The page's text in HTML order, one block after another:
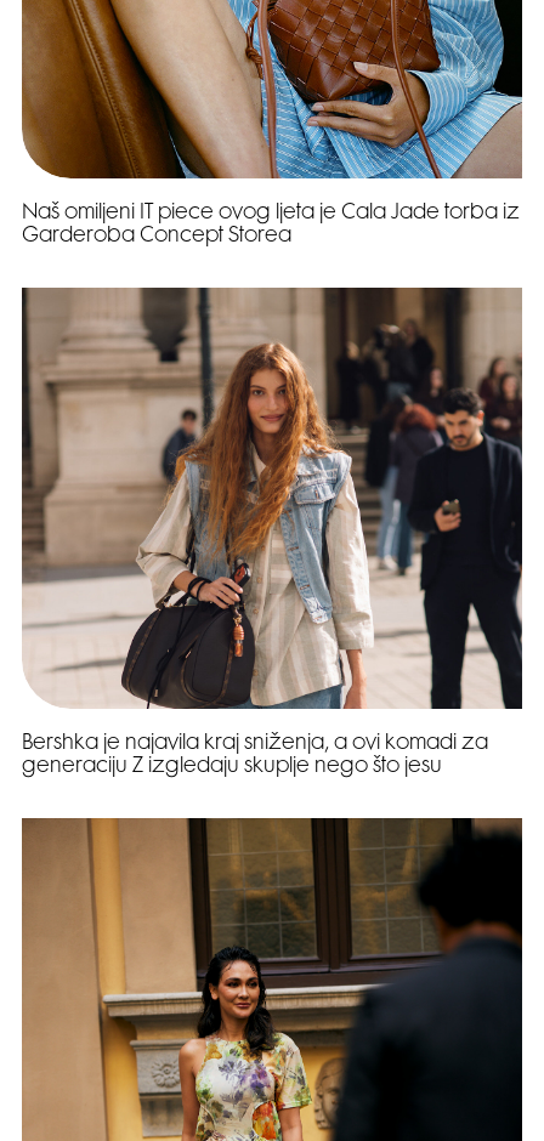
Naš omiljeni IT piece ovog ljeta je Cala Jade torba iz
Garderoba Concept Storea
Bershka je najavila kraj sniženja, a ovi komadi za
generaciju Z izgledaju skuplje nego što jesu